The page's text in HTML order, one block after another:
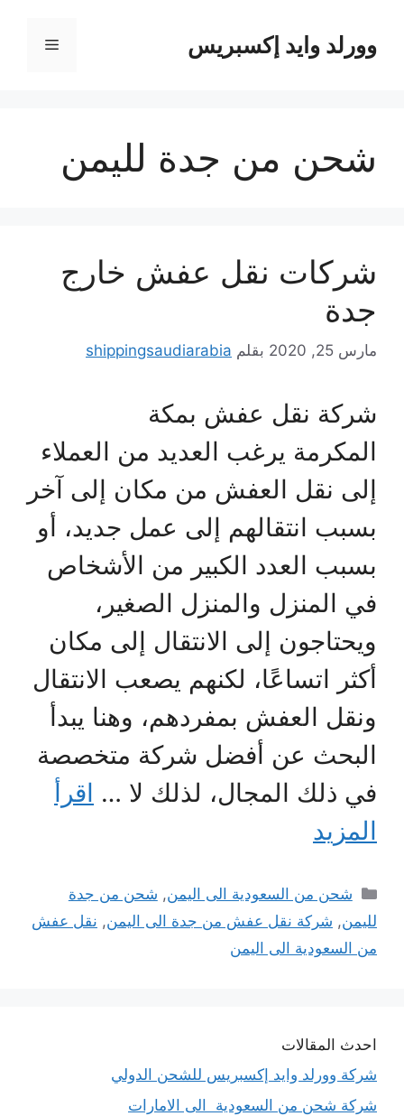
المحتوىوورلد وايد إكسبريس القائمة
شحن من جدة لليمن
شركات نقل عفش خارج
جدة
مارس 25, 2020 بقلم shippingsaudiarabia
شركة نقل عفش بمكة
المكرمة يرغب العديد من العملاء
إلى نقل العفش من مكان إلى آخر
بسبب انتقالهم إلى عمل جديد، أو
بسبب العدد الكبير من الأشخاص
في المنزل والمنزل الصغير،
ويحتاجون إلى الانتقال إلى مكان
أكثر اتساعًا، لكنهم يصعب الانتقال
ونقل العفش بمفردهم، وهنا يبدأ
البحث عن أفضل شركة متخصصة
في ذلك المجال، لذلك لا … اقرأ
المزيد
التصنيفات
شحن من السعودية الى اليمن, شحن من جدة
لليمن, شركة نقل عفش من جدة الى اليمن, نقل عفش
من السعودية الى اليمن
احدث المقالات
شركة وورلد وايد إكسبريس للشحن الدولي
شركة شحن من السعودية الى الامارات